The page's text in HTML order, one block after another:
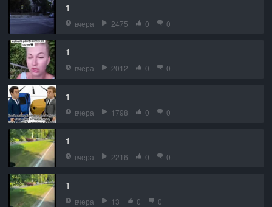
1
вчера 2475 0 0
1
вчера 2012 0 0
1
вчера 1798 0 0
1
вчера 2216 0 0
1
вчера 13 0 0